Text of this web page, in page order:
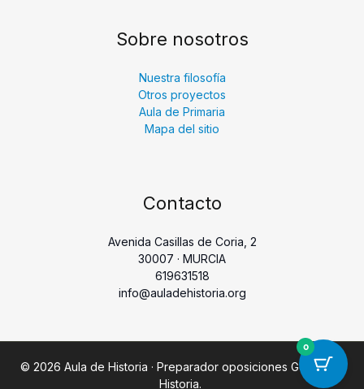
Sobre nosotros
Nuestra filosofía
Otros proyectos
Aula de Primaria
Mapa del sitio
Contacto
Avenida Casillas de Coria, 2
30007 · MURCIA
619631518
info@auladehistoria.org
© 2026 Aula de Historia · Preparador oposiciones Geografía
Historia.
0